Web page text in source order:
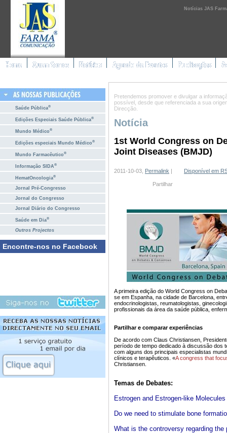
Notícias JAS
Saúde Pública®
Edições Especiais Saúde Pública®
Mundo Médico®
Edições especiais Mundo Médico®
Mundo Farmacêutico®
Informação SIDA®
HematOncologia®
Jornal Pré-Congresso
Jornal do Congresso
Jornal Diário do Congresso
Saúde em Dia®
Outros Projectos
Encontre-nos no Facebook
Pretendemos promover e divulgar a
possível, desde que referenciada a sua
Direcção.
Notícia
1st World Congress on
Joint Diseases (BMJD)
2011-10-03, Permalink | Disponível em
Partilhar
A primeira edição do World Congress on
se em Espanha, na cidade de Barcelona,
endocrinologistas, reumatologistas,
profissionais da área da saúde pública,
Partilhar e comparar experiências
De acordo com Claus Christiansen,
período de tempo dedicado à discussão dos
com alguns dos principais especialistas
clínicos e terapêuticos. «A congress that
Christiansen.
Temas de Debates:
Estrogen and Estrogen-like
Do we need to stimulate bone
What is the controversy regarding